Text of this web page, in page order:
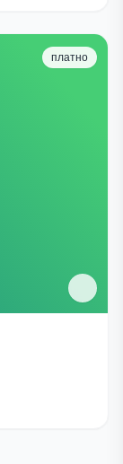
платно